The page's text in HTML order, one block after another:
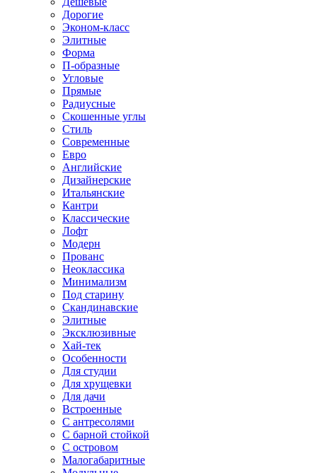
Дорогие
Эконом-класс
Элитные
Форма
П-образные
Угловые
Прямые
Радиусные
Скошенные углы
Стиль
Современные
Евро
Английские
Дизайнерские
Итальянские
Кантри
Классические
Лофт
Модерн
Прованс
Неоклассика
Минимализм
Под старину
Скандинавские
Элитные
Эксклюзивные
Хай-тек
Особенности
Для студии
Для хрущевки
Для дачи
Встроенные
С антресолями
С барной стойкой
С островом
Малогабаритные